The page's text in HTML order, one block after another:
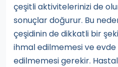
çeşitli aktivitelerinizi de
sonuçlar doğurur. Bu
çeşidinin de dikkatli bir
ihmal edilmemesi ve
edilmemesi gerekir.